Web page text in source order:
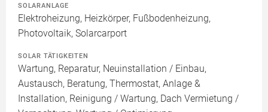
SOLARANLAGE
Elektroheizung, Heizkörper, Fußbodenheizung,
Photovoltaik, Solarcarport
SOLAR TÄTIGKEITEN
Wartung, Reparatur, Neuinstallation / Einbau,
Austausch, Beratung, Thermostat, Anlage &
Installation, Reinigung / Wartung, Dach Vermietung /